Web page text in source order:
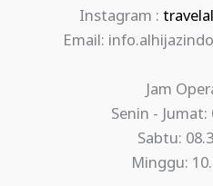
Instagram :
Email:
Jam
Senin - Jumat:
Sabtu:
Minggu: